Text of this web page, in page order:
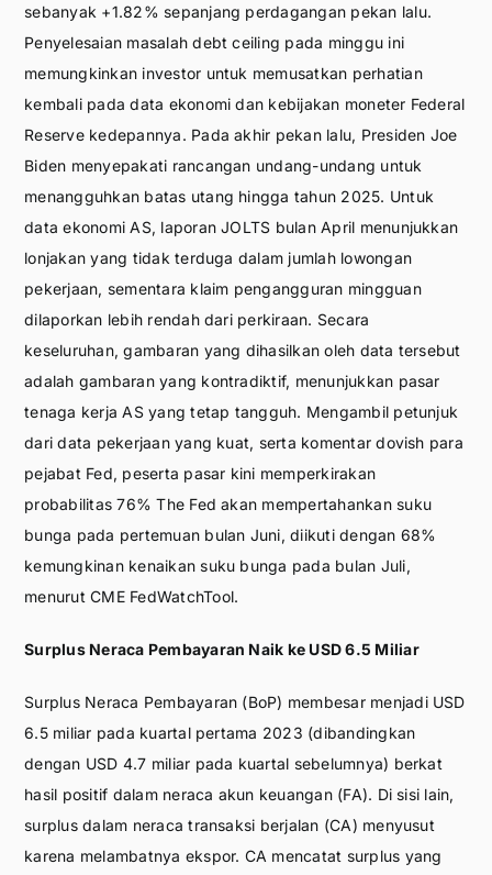
sebanyak +1.82% sepanjang perdagangan pekan lalu.
Penyelesaian masalah debt ceiling pada minggu ini
memungkinkan investor untuk memusatkan perhatian
kembali pada data ekonomi dan kebijakan moneter Federal
Reserve kedepannya. Pada akhir pekan lalu, Presiden Joe
Biden menyepakati rancangan undang-undang untuk
menangguhkan batas utang hingga tahun 2025. Untuk
data ekonomi AS, laporan JOLTS bulan April menunjukkan
lonjakan yang tidak terduga dalam jumlah lowongan
pekerjaan, sementara klaim pengangguran mingguan
dilaporkan lebih rendah dari perkiraan. Secara
keseluruhan, gambaran yang dihasilkan oleh data tersebut
adalah gambaran yang kontradiktif, menunjukkan pasar
tenaga kerja AS yang tetap tangguh. Mengambil petunjuk
dari data pekerjaan yang kuat, serta komentar dovish para
pejabat Fed, peserta pasar kini memperkirakan
probabilitas 76% The Fed akan mempertahankan suku
bunga pada pertemuan bulan Juni, diikuti dengan 68%
kemungkinan kenaikan suku bunga pada bulan Juli,
menurut CME FedWatchTool.
Surplus Neraca Pembayaran Naik ke USD 6.5 Miliar
Surplus Neraca Pembayaran (BoP) membesar menjadi USD
6.5 miliar pada kuartal pertama 2023 (dibandingkan
dengan USD 4.7 miliar pada kuartal sebelumnya) berkat
hasil positif dalam neraca akun keuangan (FA). Di sisi lain,
surplus dalam neraca transaksi berjalan (CA) menyusut
karena melambatnya ekspor. CA mencatat surplus yang